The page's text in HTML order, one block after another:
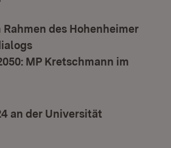
des Hohenheimer
MP Kretschmann im
an der Universität